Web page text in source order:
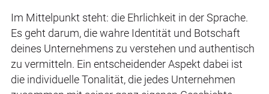
Im Mittelpunkt steht: die Ehrlichkeit in der Sprache.
Es geht darum, die wahre Identität und Botschaft
deines Unternehmens zu verstehen und authentisch
zu vermitteln. Ein entscheidender Aspekt dabei ist
die individuelle Tonalität, die jedes Unternehmen